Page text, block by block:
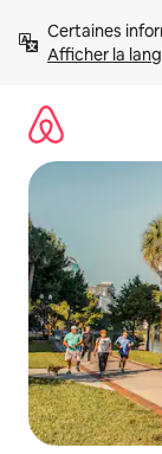
directement
Afficher la